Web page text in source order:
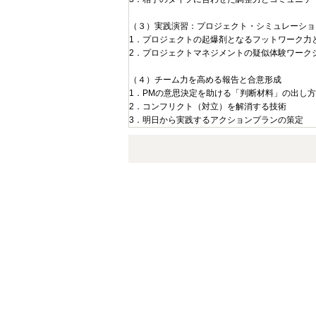
（３）実践演習：プロジェクト・シミュレーシ
1．プロジェクトの起爆剤となるフットワーク力
2．プロジェクトマネジメントの疑似体験ワーク
（４）チーム力を高める報告と合意形成
1．PMの意思決定を助ける「判断材料」の出し方
2．コンフリクト（対立）を解消する技術
3．明日から実践するアクションプランの策定